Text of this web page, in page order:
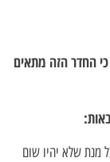
החדר הזה מתאים
מנת שלא יהיו שום